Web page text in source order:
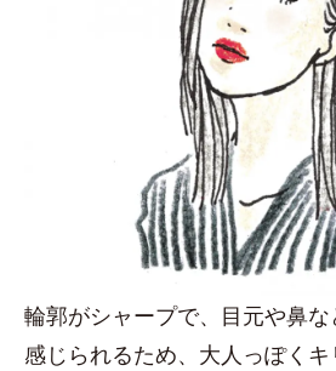
輪郭がシャープで、目元や鼻
感じられるため、大人っぽく